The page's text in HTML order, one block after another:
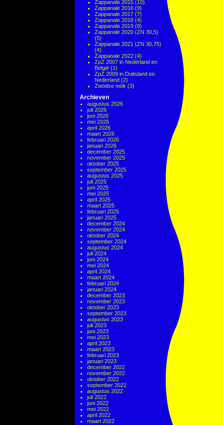
Zappanale 2015 (10)
Zappanale 2016 (9)
Zappanale 2017 (7)
Zappanale 2018 (4)
Zappanale 2019 (8)
Zappanale 2020 (ZN 30,5)
(5)
Zappanale 2021 (ZN 30,75)
(4)
Zappanale 2022 (4)
ZpZ 2007 in Nederland en
België (1)
ZpZ 2009 in Duitsland en
Nederland (2)
Zwödse mök (3)
Archieven
augustus 2026
juli 2026
juni 2026
mei 2026
april 2026
maart 2026
februari 2026
januari 2026
december 2025
november 2025
oktober 2025
september 2025
augustus 2025
juli 2025
juni 2025
mei 2025
april 2025
maart 2025
februari 2025
januari 2025
december 2024
november 2024
oktober 2024
september 2024
augustus 2024
juli 2024
juni 2024
mei 2024
april 2024
maart 2024
februari 2024
januari 2024
december 2023
november 2023
oktober 2023
september 2023
augustus 2023
juli 2023
juni 2023
mei 2023
april 2023
maart 2023
februari 2023
januari 2023
december 2022
november 2022
oktober 2022
september 2022
augustus 2022
juli 2022
juni 2022
mei 2022
april 2022
maart 2022